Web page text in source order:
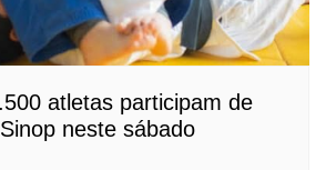
atletas participam de
neste sábado